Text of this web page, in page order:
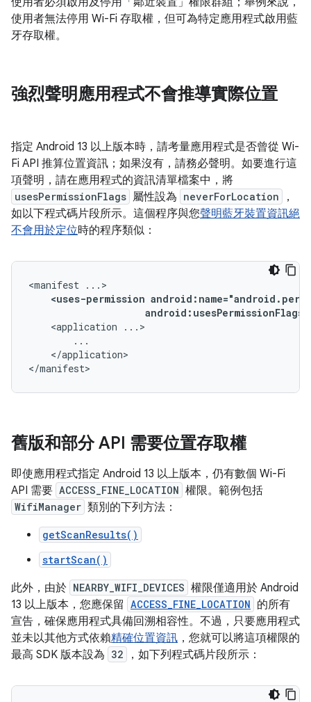
使用者無法停用 Wi-Fi 存取權，但可為特定應用程式啟用藍
牙存取權。
強烈聲明應用程式不會推導實際位置
指定 Android 13 以上版本時，請考量應用程式是否曾從 Wi-
Fi API 推算位置資訊；如果沒有，請務必聲明。如要進行這
項聲明，請在應用程式的資訊清單檔案中，將
usesPermissionFlags 屬性設為 neverForLocation
，
如以下程式碼片段所示。這個程序與您聲明藍牙裝置資訊絕
不會用於定位時的程序類似：
<manifest
<uses-permission
<application
</application>
</manifest>
舊版和部分 API 需要位置存取權
即使應用程式指定 Android 13 以上版本，仍有數個 Wi-Fi
API 需要 ACCESS_FINE_LOCATION 權限。範例包括
WifiManager 類別的下列方法：
getScanResults()
startScan()
此外，由於 NEARBY_WIFI_DEVICES 權限僅適用於 Android
13 以上版本，您應保留 ACCESS_FINE_LOCATION 的所有
宣告，確保應用程式具備回溯相容性。不過，只要應用程式
並未以其他方式依賴精確位置資訊 ，您就可以將這項權限的
最高 SDK 版本設為 32 ，如下列程式碼片段所示：